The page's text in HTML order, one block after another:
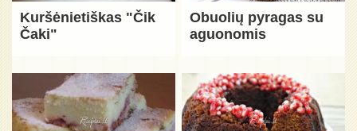
Kuršėnietiškas "Čik
Čaki"
Obuolių pyragas su
aguonomis